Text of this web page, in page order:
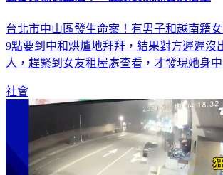
台北市中山區發生命案！有男子和越南籍
9點要到中和烘爐地拜拜，結果對方遲遲沒
人，趕緊到女友租屋處查看，才發現她身中
社會